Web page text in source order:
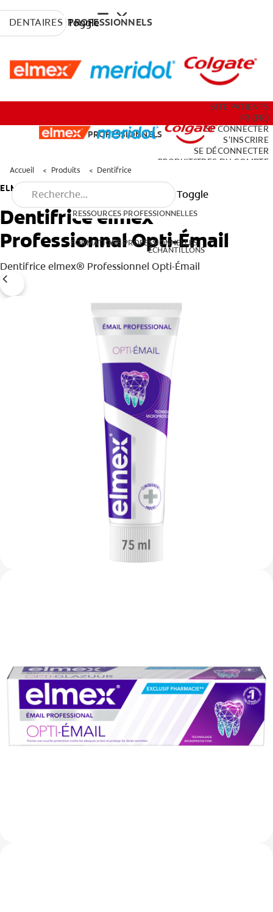
Toggle
PRODUITS
RESSOURCES PROFESSIONNELLES
FORMATIONS PROFESSIONNELLES
ECHANTILLONS
SITE PATIENTS
PARAMÈTRES DU COMPTE
DENTAIRESPROFESSIONNELS
DENTAIRES PROFESSIONNELS
SITE PATIENTS
FR (FR)
SE CONNECTER
S'INSCRIRE
SE DÉCONNECTER
PARAMÈTRES DU COMPTE
PRODUITS
RESSOURCES PROFESSIONNELLES
FORMATIONS PROFESSIONNELLES
ECHANTILLONS
Toggle
Accueil Produits Dentifrice
ELMEX
Dentifrice elmex
Professionnal Opti-Émail
Dentifrice elmex® Professionnel Opti-Émail